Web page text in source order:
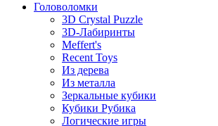
Головоломки
3D Crystal Puzzle
3D-Лабиринты
Meffert's
Recent Toys
Из дерева
Из металла
Зеркальные кубики
Кубики Рубика
Логические игры